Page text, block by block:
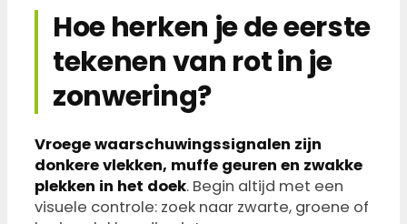
Hoe herken je de eerste
tekenen van rot in je
zonwering?
Vroege waarschuwingssignalen zijn
donkere vlekken, muffe geuren en zwakke
plekken in het doek. Begin altijd met een
visuele controle: zoek naar zwarte, groene of